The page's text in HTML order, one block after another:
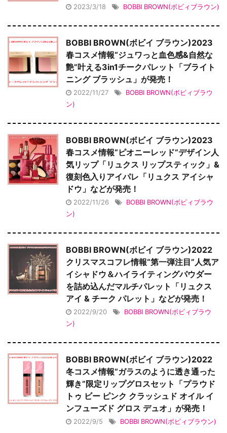
2023/3/18 BOBBI BROWN(ボビィブラウン)
BOBBI BROWN(ボビイ ブラウン)2023
春コスメ情報“ジュワっと血色感&自然な
艶”叶える3in1チークパレット「ブライト
ニング ブラッシュ」が発売！
2022/11/27
BOBBI BROWN(ボビィブラウ
ン)
BOBBI BROWN(ボビイ ブラウン)2023
春コスメ情報“ピオニーレッド”デザイン人
気リップ「リュクス リップスティック」&
復刻色入りアイパレ「リュクス アイシャ
ドウ」などが発売！
2022/11/26
BOBBI BROWN(ボビィブラウ
ン)
BOBBI BROWN(ボビイ ブラウン)2022
クリスマスコフレ情報“第一弾注目”人気ア
イシャドウ＆ハイライティングパウダー
を詰め込んだマルチパレット「リュクス
アイ & チーク パレット」などが発売！
2022/9/20
BOBBI BROWN(ボビィブラウ
ン)
BOBBI BROWN(ボビイ ブラウン)2022
冬コスメ情報“ガラスのように透き通った
輝き”限定リップグロスセット「プラウド
トゥ ビー ピンク クラッシュド オイル イ
ンフューズド グロス デュオ」が発売！
2022/9/5 BOBBI BROWN(ボビィブラウン)